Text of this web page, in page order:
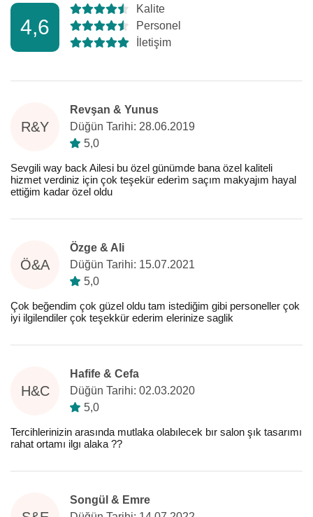
4,6
Kalite
Personel
İletişim
R&Y
Revşan & Yunus
Düğün Tarihi: 28.06.2019
5,0
Sevgili way back Ailesi bu özel günümde bana özel kaliteli
hizmet verdiniz için çok teşekür ederìm saçım makyajım hayal
ettiğim kadar özel oldu
Ö&A
Özge & Ali
Düğün Tarihi: 15.07.2021
5,0
Çok beğendim çok güzel oldu tam istediğim gibi personeller çok
iyi ilgilendiler çok teşekkür ederim elerinize saglik
H&C
Hafife & Cefa
Düğün Tarihi: 02.03.2020
5,0
Tercihlerinizin arasında mutlaka olabılecek bır salon şık tasarımı
rahat ortamı ilgı alaka ??
Songül & Emre